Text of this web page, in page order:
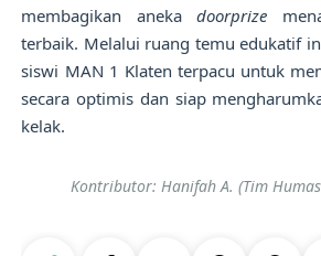
membagikan anekadoorprize
terbaik. Melalui ruang temu edukatif
siswi MAN 1 Klaten terpacu untuk
secara optimis dan siap
kelak.
Kontributor: Hanifah A. (Tim